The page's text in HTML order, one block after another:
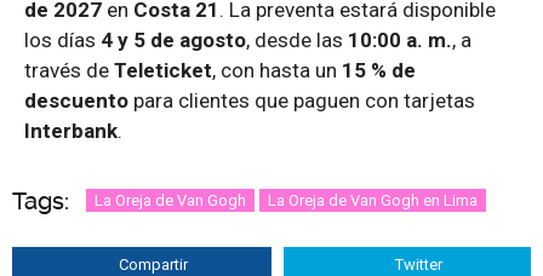
de 2027 en Costa 21 . La preventa estará disponible
los días 4 y 5 de agosto, desde las 10:00 a. m., a
través de Teleticket, con hasta un 15 % de
descuento para clientes que paguen con tarjetas
Interbank.
Tags: La Oreja de Van Gogh La Oreja de Van Gogh en Lima
Compartir Twitter